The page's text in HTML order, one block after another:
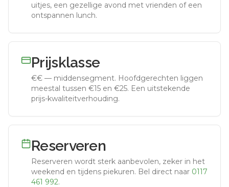
uitjes, een gezellige avond met vrienden of een
ontspannen lunch.
Prijsklasse
€€ — middensegment. Hoofdgerechten liggen
meestal tussen €15 en €25. Een uitstekende
prijs-kwaliteitverhouding.
Reserveren
Reserveren wordt sterk aanbevolen, zeker in het
weekend en tijdens piekuren. Bel direct naar 0117
461 992.